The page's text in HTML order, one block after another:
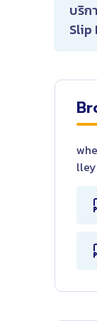
บริ